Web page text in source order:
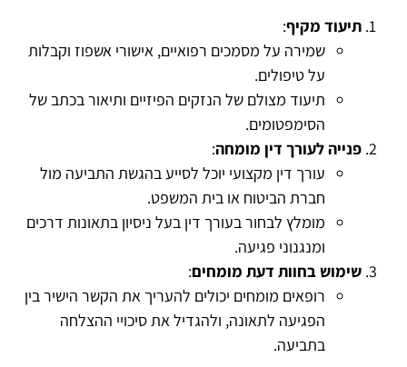
תיעוד מקיף:
שמירה על מסמכים רפואיים, אישורי אשפוז וקבלות
על טיפולים.
תיעוד מצולם של הנזקים הפיזיים ותיאור בכתב של
הסימפטומים.
פנייה לעורך דין מומחה:
עורך דין מקצועי יוכל לסייע בהגשת התביעה מול
חברת הביטוח או בית המשפט.
מומלץ לבחור בעורך דין בעל ניסיון בתאונות דרכים
ומנגנוני פגיעה.
שימוש בחוות דעת מומחים:
רופאים מומחים יכולים להעריך את הקשר הישיר בין
הפגיעה לתאונה, ולהגדיל את סיכויי ההצלחה
בתביעה.